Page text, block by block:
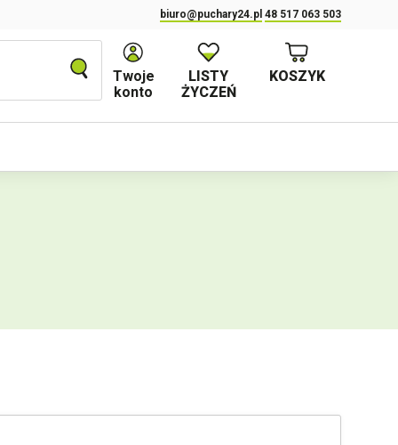
biuro@puchary24.pl 48 517 063 503
Twoje
konto
LISTY
ŻYCZEŃ
KOSZYK